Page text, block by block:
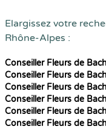
Elargissez votre
Rhône-Alpes :
Conseiller Fleurs de Bach
Conseiller Fleurs de Bach
Conseiller Fleurs de Bach
Conseiller Fleurs de Bach
Conseiller Fleurs de Bach
Conseiller Fleurs de Bach